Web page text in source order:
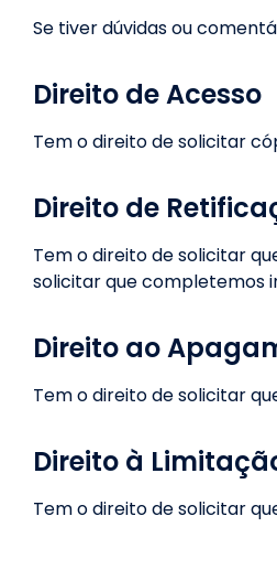
Se tiver dúvidas ou
Direito de Acesso
Tem o direito de solicitar
Direito de
Tem o direito de solicitar
solicitar que completemos
Direito ao
Tem o direito de solicitar
Direito à
Tem o direito de solicitar